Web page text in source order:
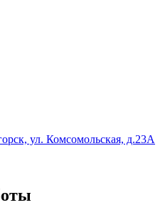
ул. Комсомольская, д.23А